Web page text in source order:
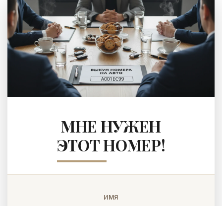
МНЕ НУЖЕН
ЭТОТ НОМЕР!
ИМЯ